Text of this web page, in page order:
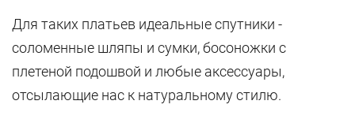
Для таких платьев идеальные спутники -
соломенные шляпы и сумки, босоножки с
плетеной подошвой и любые аксессуары,
отсылающие нас к натуральному стилю.